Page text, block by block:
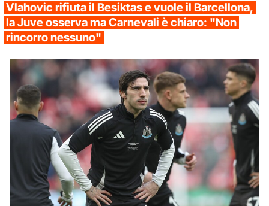
Vlahovic rifiuta il Besiktas e vuole il Barcellona,
la Juve osserva ma Carnevali è chiaro: "Non
rincorro nessuno"